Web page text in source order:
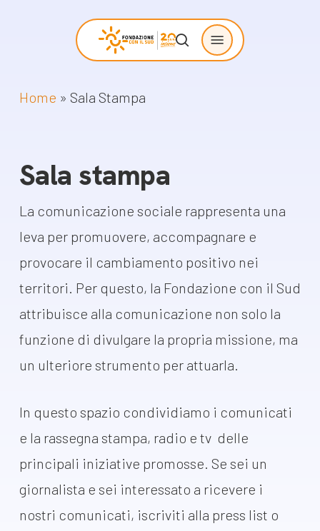
content
search
Menu
Home » Sala Stampa
Sala stampa
La comunicazione sociale rappresenta una
leva per promuovere, accompagnare e
provocare il cambiamento positivo nei
territori. Per questo, la Fondazione con il Sud
attribuisce alla comunicazione non solo la
funzione di divulgare la propria missione, ma
un ulteriore strumento per attuarla.
In questo spazio condividiamo i comunicati
e la rassegna stampa, radio e tv delle
principali iniziative promosse. Se sei un
giornalista e sei interessato a ricevere i
nostri comunicati, iscriviti alla press list o
Chi siamo
La nostra missione
Il nostro modello
La governance
Con i bambini
Staff
Lavora con noi
Bilancio di
News e
appuntamenti
News
Appuntamenti
Progetti
Come proporre
Racconti
dal Sud
Campagne
pubblicazioni
Docufilm